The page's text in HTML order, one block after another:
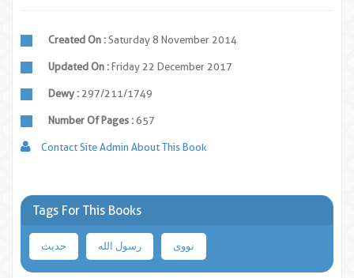
Created On : Saturday 8 November 2014
Updated On : Friday 22 December 2017
Dewy : 297/211/1749
Number Of Pages : 657
Contact Site Admin About This Book
Tags For This Books
حدیث رسول الله نووی